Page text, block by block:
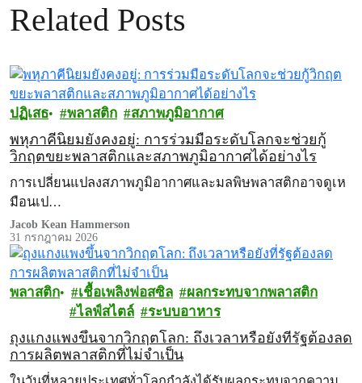
Related Posts
ปฏิเสธ พลาสติก สภาพภูมิอากาศ
พหุภาคีนิยมยังคงอยู่: การร่วมมือระดับโลกจะช่วยกู้
วิกฤตขยะพลาสติกและสภาพภูมิอากาศได้อย่างไร
การเปลี่ยนแปลงสภาพภูมิอากาศและมลพิษพลาสติกอาจดูเห
มือนเป…
Jacob Kean Hammerson
31 กรกฎาคม 2026
พลาสติก เชื้อเพลิงฟอสซิล
ผลกระทบจากพลาสติก
ไลฟ์สไตล์
ระบบอาหาร
ถุงแกงแพงขึ้นจากวิกฤตโลก: ถึงเวลาหรือยังที่รัฐต้องลด
การผลิตพลาสติกที่ไม่จำเป็น